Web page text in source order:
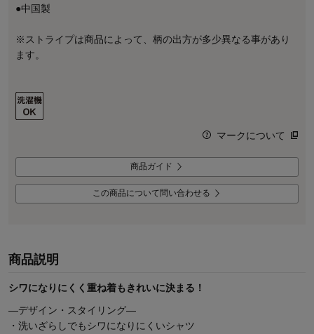
●中国製
※ストライプは商品によって、柄の出方が多少異なる事があり
ます。
マークについて
商品ガイド
この商品について問い合わせる
商品説明
シワになりにくく重ね着もきれいに決まる！
―デザイン・スタイリング―
・洗いざらしでもシワになりにくいシャツ